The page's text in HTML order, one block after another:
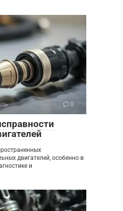
0
двигателей, особенно в
и